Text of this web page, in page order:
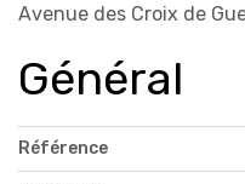
Avenue des Croix de
Général
Référence